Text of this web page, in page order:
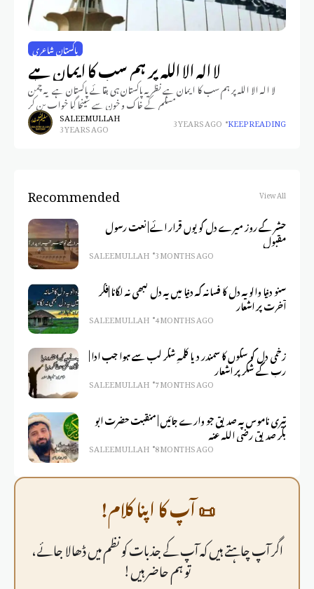
پاکستان شاعری
لا الہ الا اللہ پر ہم سب کا ایمان ہے
لا الہ الا اللہ پر ہم سب کا ایمان ہے نظریہ پاکستان ہی بقائے پاکستان ہے یہ چمن
مسلم کے خاک و خون سے سینچا گیا خواب بن کر
SALEEM ULLAH
3 YEARS AGO 3 YEARS AGO KEEP READING
Recommended View All
حشر کے روز میرے دل کو یوں قرار ائے | نعت رسول
مقبول
SALEEM ULLAH 3 MONTHS AGO
سنو دنیا والو یہ دل کا فسانہ کہ دنیا میں یہ دل کبھی نہ لگانا |فکر
آخرت پر اشعار
SALEEM ULLAH 4 MONTHS AGO
زخمی دل کو سکوں کا سمندر دیا کلمہِ شکر لب سے ہوا جب ادا |
رب کے شکر پر اشعار
SALEEM ULLAH 7 MONTHS AGO
تیری ناموس پہ صدیق جو وارے جائیں | منقبت حضرت ابو
بکر صدیق رضی اللہ عنہ
SALEEM ULLAH 8 MONTHS AGO
📜 آپ کا اپنا کلام!
اگر آپ چاہتے ہیں کہ آپ کے جذبات کو نظم میں ڈھالا جائے،
تو ہم حاضر ہیں!